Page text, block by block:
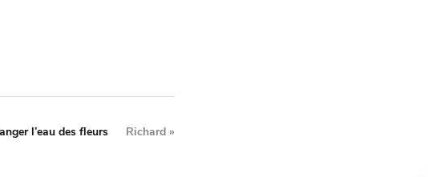
l’eau des fleurs Richard »